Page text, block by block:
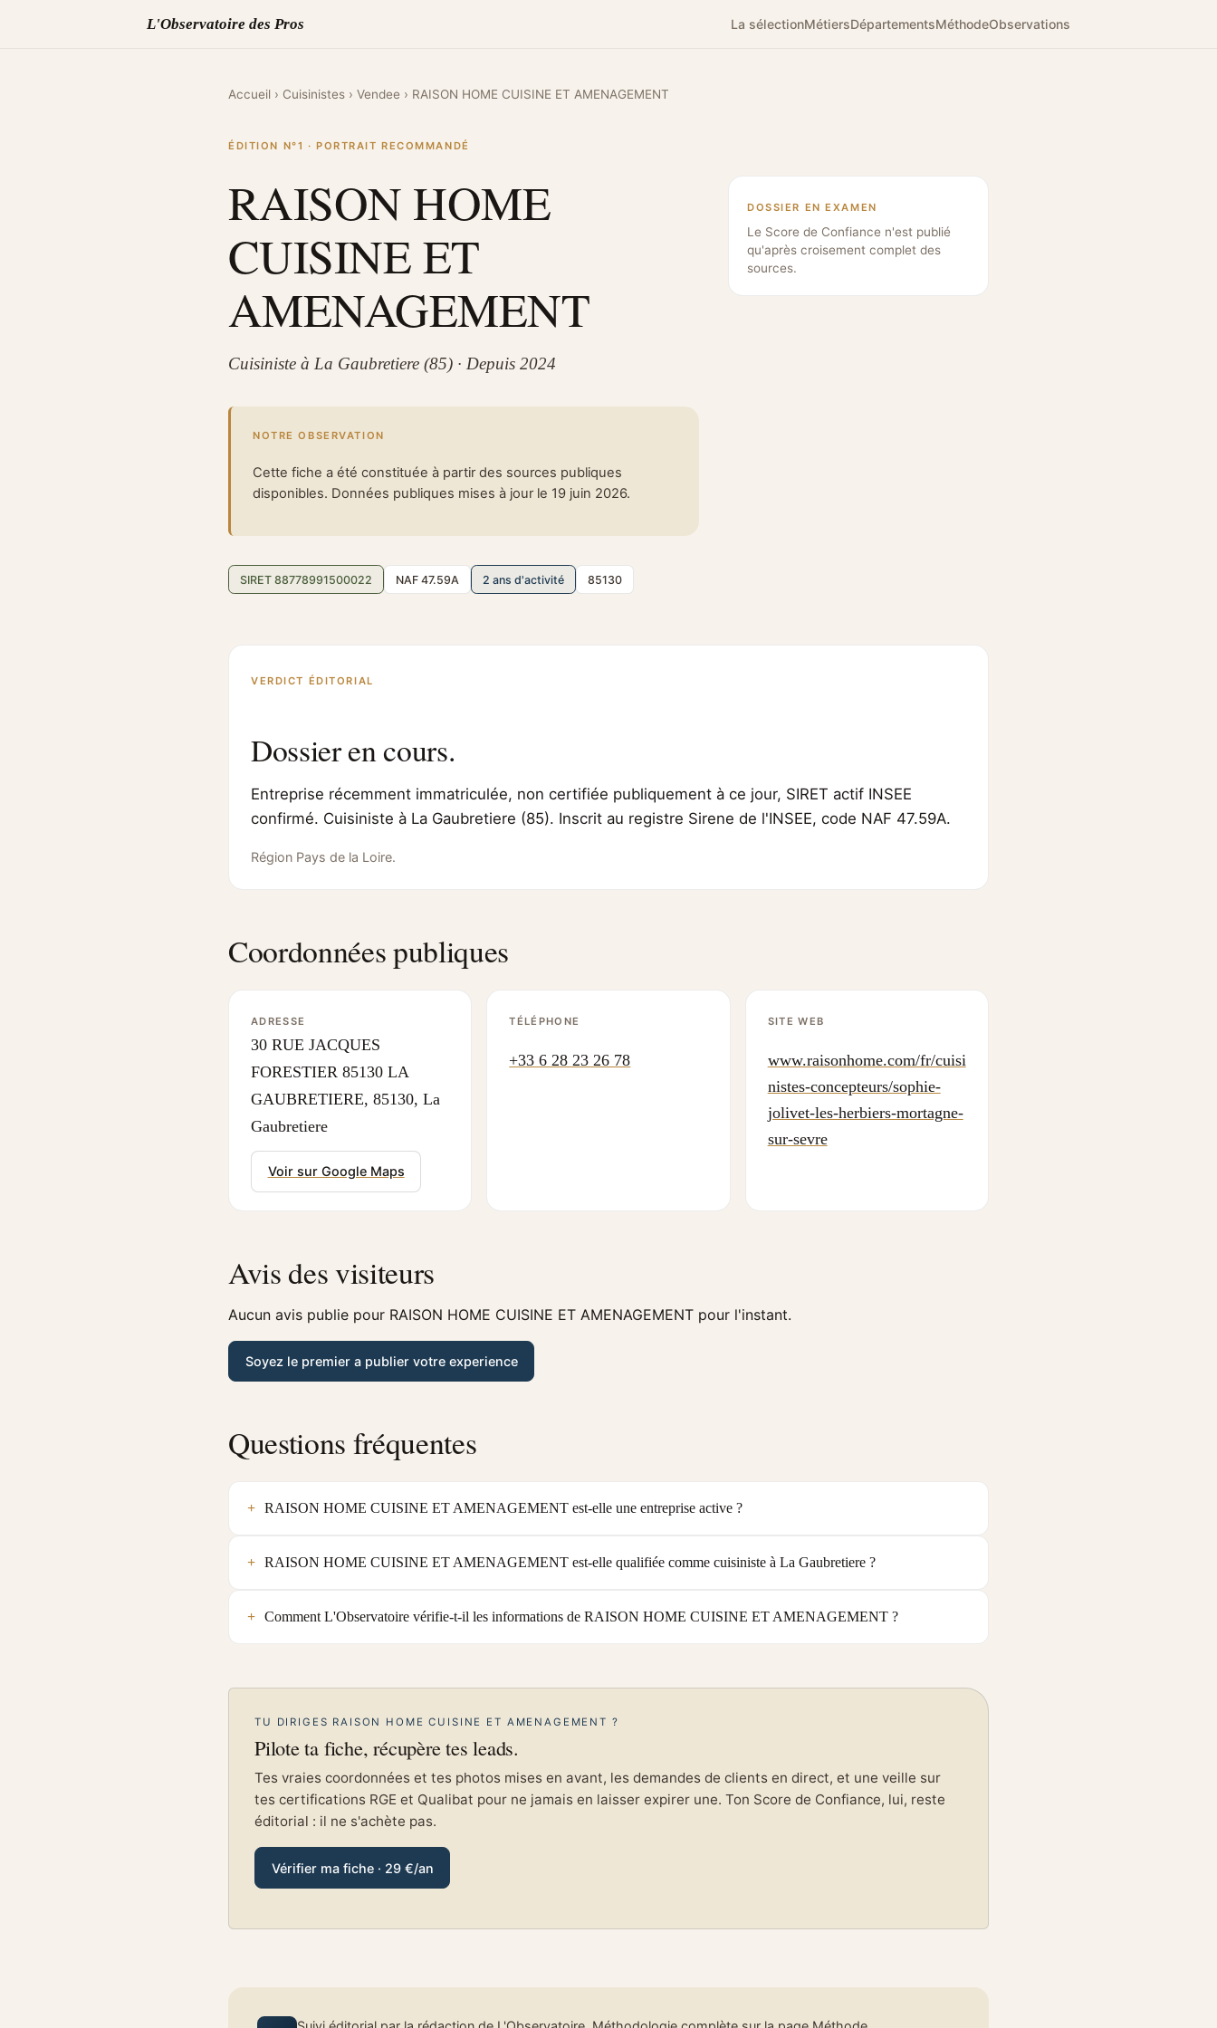
L'Observatoire des Pros La sélectionMétiersDépartementsMéthodeObservations
Accueil › Cuisinistes › Vendee › RAISON HOME CUISINE ET AMENAGEMENT
ÉDITION N°1 · PORTRAIT RECOMMANDÉ
RAISON HOME
CUISINE ET
AMENAGEMENT
Cuisiniste à La Gaubretiere (85) · Depuis 2024
NOTRE OBSERVATION
Cette fiche a été constituée à partir des sources publiques
disponibles. Données publiques mises à jour le 19 juin 2026.
SIRET 88778991500022 NAF 47.59A 2 ans d'activité 85130
DOSSIER EN EXAMEN
Le Score de Confiance n'est publié
qu'après croisement complet des
sources.
VERDICT ÉDITORIAL
Dossier en cours.
Entreprise récemment immatriculée, non certifiée publiquement à ce jour, SIRET actif INSEE
confirmé. Cuisiniste à La Gaubretiere (85). Inscrit au registre Sirene de l'INSEE, code NAF 47.59A.
Région Pays de la Loire.
Coordonnées publiques
ADRESSE
30 RUE JACQUES
FORESTIER 85130 LA
GAUBRETIERE, 85130, La
Gaubretiere
Voir sur Google Maps
TÉLÉPHONE
+33 6 28 23 26 78
SITE WEB
www.raisonhome.com/fr/cuisi
nistes-concepteurs/sophie-
jolivet-les-herbiers-mortagne-
sur-sevre
Avis des visiteurs
Aucun avis publie pour RAISON HOME CUISINE ET AMENAGEMENT pour l'instant.
Soyez le premier a publier votre experience
Questions fréquentes
RAISON HOME CUISINE ET AMENAGEMENT est-elle une entreprise active ?
RAISON HOME CUISINE ET AMENAGEMENT est-elle qualifiée comme cuisiniste à La Gaubretiere ?
Comment L'Observatoire vérifie-t-il les informations de RAISON HOME CUISINE ET AMENAGEMENT ?
TU DIRIGES RAISON HOME CUISINE ET AMENAGEMENT ?
Pilote ta fiche, récupère tes leads.
Tes vraies coordonnées et tes photos mises en avant, les demandes de clients en direct, et une veille sur
tes certifications RGE et Qualibat pour ne jamais en laisser expirer une. Ton Score de Confiance, lui, reste
éditorial : il ne s'achète pas.
Vérifier ma fiche · 29 €/an